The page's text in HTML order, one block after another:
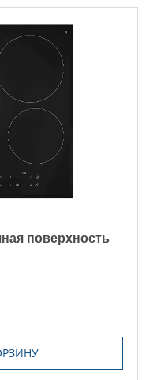
поверхность